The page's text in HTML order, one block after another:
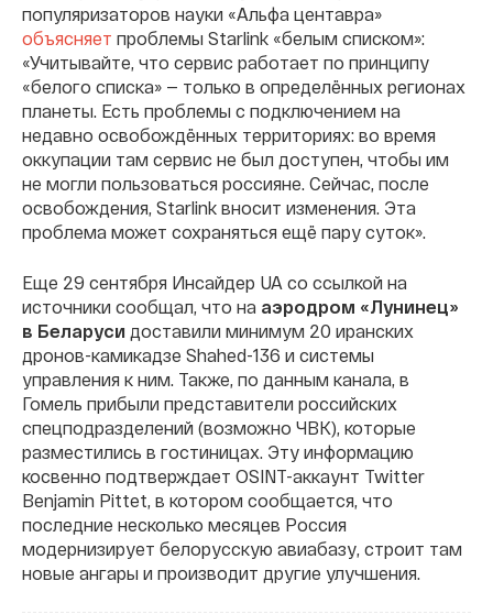
популяризаторов науки «Альфа центавра»
объясняет проблемы Starlink «белым списком»:
«Учитывайте, что сервис работает по принципу
«белого списка» — только в определённых регионах
планеты. Есть проблемы с подключением на
недавно освобождённых территориях: во время
оккупации там сервис не был доступен, чтобы им
не могли пользоваться россияне. Сейчас, после
освобождения, Starlink вносит изменения. Эта
проблема может сохраняться ещё пару суток».
Еще 29 сентября Инсайдер UA со ссылкой на
источники сообщал, что на аэродром «Лунинец»
в Беларуси доставили минимум 20 иранских
дронов-камикадзе Shahed-136 и системы
управления к ним. Также, по данным канала, в
Гомель прибыли представители российских
спецподразделений (возможно ЧВК), которые
разместились в гостиницах. Эту информацию
косвенно подтверждает OSINT-аккаунт Twitter
Benjamin Pittet, в котором сообщается, что
последние несколько месяцев Россия
модернизирует белорусскую авиабазу, строит там
новые ангары и производит другие улучшения.